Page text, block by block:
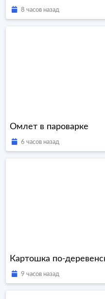
8 часов назад
Омлет в пароварке
6 часов назад
Картошка по-
9 часов назад